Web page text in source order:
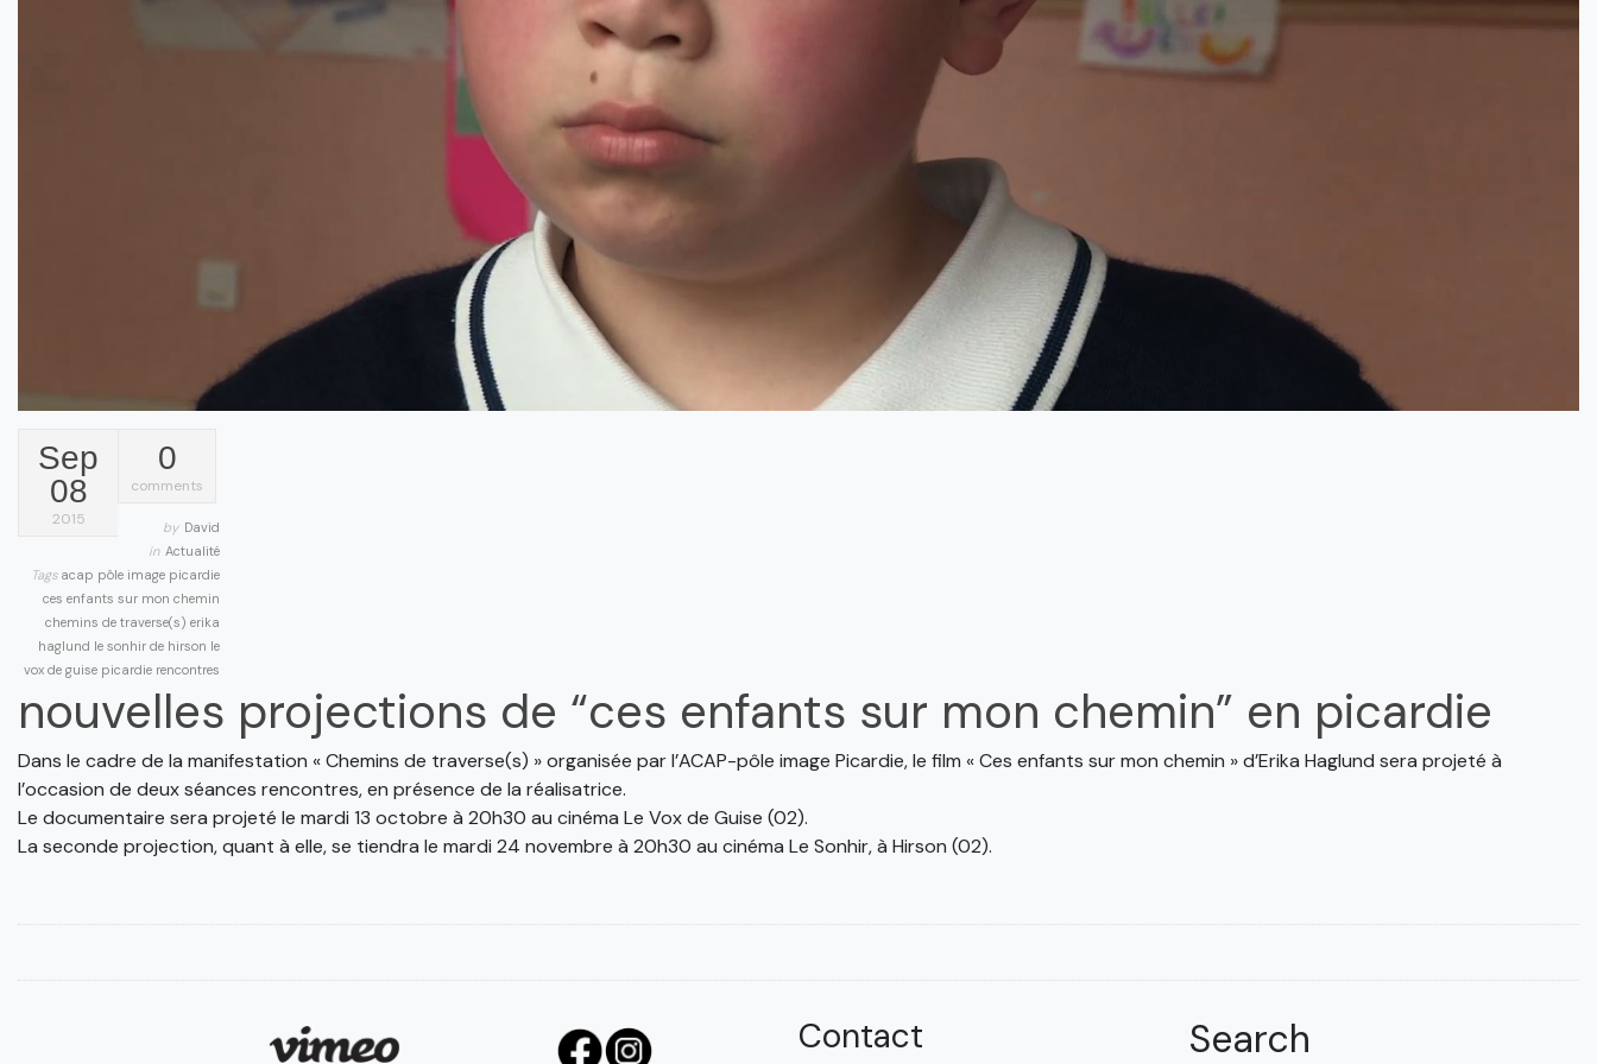
Sep
08
2015
0
comments
by David
in Actualité
Tags acap pôle image picardie
ces enfants sur mon chemin
chemins de traverse(s) erika
haglund le sonhir de hirson le
vox de guise picardie rencontres
nouvelles projections de “ces enfants sur mon chemin” en picardie
Dans le cadre de la manifestation « Chemins de traverse(s) » organisée par l’ACAP-pôle image Picardie, le film « Ces enfants sur mon chemin » d’Erika Haglund sera projeté à
l’occasion de deux séances rencontres, en présence de la réalisatrice.
Le documentaire sera projeté le mardi 13 octobre à 20h30 au cinéma Le Vox de Guise (02).
La seconde projection, quant à elle, se tiendra le mardi 24 novembre à 20h30 au cinéma Le Sonhir, à Hirson (02).
Contact Search